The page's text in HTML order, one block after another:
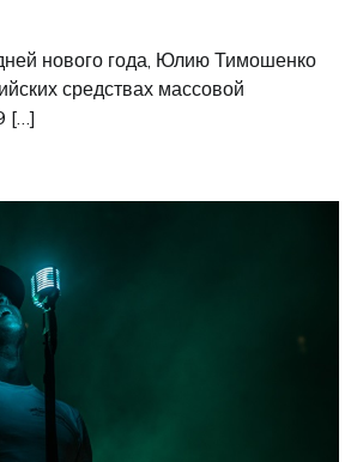
нового года, Юлию Тимошенко
средствах массовой
[…]